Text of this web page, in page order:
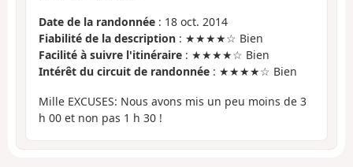
Date de la randonnée : 18 oct. 2014
Fiabilité de la description : ★★★★☆ Bien
Facilité à suivre l'itinéraire : ★★★★☆ Bien
Intérêt du circuit de randonnée : ★★★★☆ Bien
Mille EXCUSES: Nous avons mis un peu moins de 3
h 00 et non pas 1 h 30 !